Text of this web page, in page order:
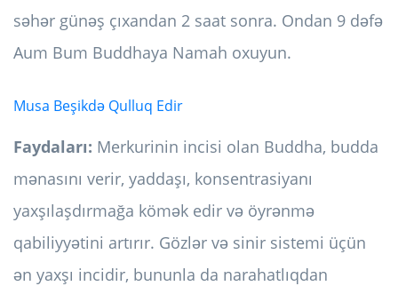
səhər günəş çıxandan 2 saat sonra. Ondan 9 dəfə
Aum Bum Buddhaya Namah oxuyun.
Musa Beşikdə Qulluq Edir
Faydaları: Merkurinin incisi olan Buddha, budda
mənasını verir, yaddaşı, konsentrasiyanı
yaxşılaşdırmağa kömək edir və öyrənmə
qabiliyyətini artırır. Gözlər və sinir sistemi üçün
ən yaxşı incidir, bununla da narahatlıqdan